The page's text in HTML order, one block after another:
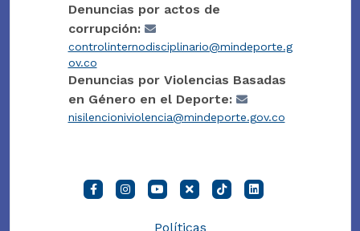
Denuncias por actos de
corrupción:
controlinternodisciplinario@mindeporte.g
ov.co
Denuncias por Violencias Basadas
en Género en el Deporte:
nisilencioniviolencia@mindeporte.gov.co
Políticas